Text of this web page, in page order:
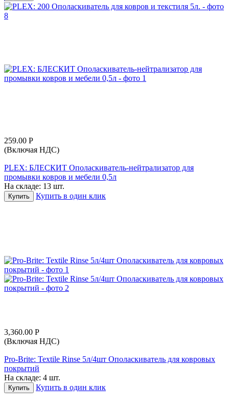
259.00 Р
(Включая НДС)
PLEX: БЛЕСКИТ Ополаскиватель-нейтрализатор для
промывки ковров и мебели 0,5л
На складе: 13 шт.
Купить Купить в один клик
3,360.00 Р
(Включая НДС)
Pro-Brite: Textile Rinse 5л/4шт Ополаскиватель для ковровых
покрытий
На складе: 4 шт.
Купить Купить в один клик